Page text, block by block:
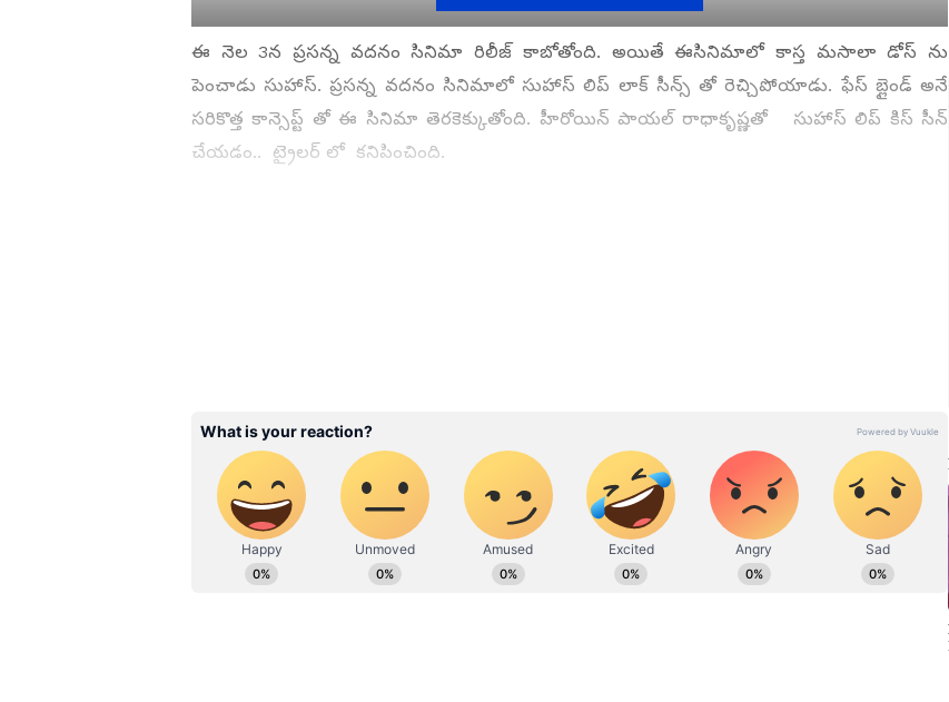
ఈ నెల 3న ప్రసన్న వదనం సినిమా రిలీజ్ కాబోతోంది. అయితే ఈసినిమాలో కాస్త మసాలా డోస్ ను
పెంచాడు సుహాస్. ప్రసన్న వదనం సినిమాలో సుహాస్ లిప్ లాక్ సీన్స్ తో రెచ్చిపోయాడు. ఫేస్ బ్లైండ్ అనే
సరికొత్త కాన్సెప్ట్ తో ఈ సినిమా తెరకెక్కుతోంది. హీరోయిన్ పాయల్ రాధాకృష్ణతో సుహాస్ లిప్ కిస్ సీన్
చేయడం.. ట్రైలర్ లో కనిపించింది.
3
5